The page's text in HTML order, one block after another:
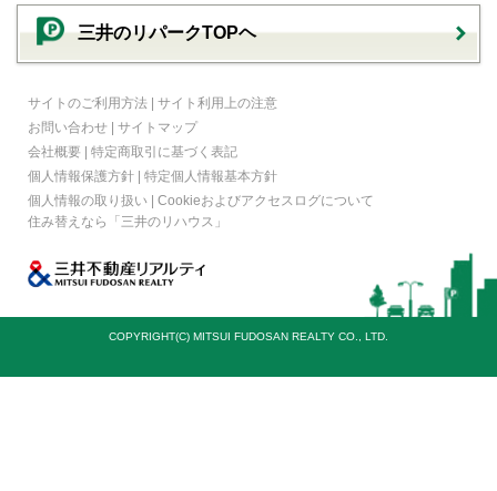
三井のリパークTOPヘ
サイトのご利用方法 | サイト利用上の注意
お問い合わせ | サイトマップ
会社概要 | 特定商取引に基づく表記
個人情報保護方針 | 特定個人情報基本方針
個人情報の取り扱い | Cookieおよびアクセスログについて
住み替えなら
「三井のリハウス」
COPYRIGHT(C) MITSUI FUDOSAN REALTY CO., LTD.